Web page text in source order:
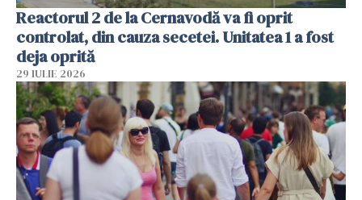
Reactorul 2 de la Cernavodă va fi oprit
controlat, din cauza secetei. Unitatea 1 a fost
deja oprită
29 IULIE 2026